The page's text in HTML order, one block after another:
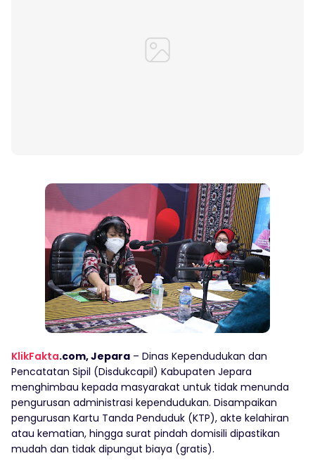
KlikFakta.com, Jepara – Dinas Kependudukan dan
Pencatatan Sipil (Disdukcapil) Kabupaten Jepara
menghimbau kepada masyarakat untuk tidak menunda
pengurusan administrasi kependudukan. Disampaikan
pengurusan Kartu Tanda Penduduk (KTP), akte kelahiran
atau kematian, hingga surat pindah domisili dipastikan
mudah dan tidak dipungut biaya (gratis).